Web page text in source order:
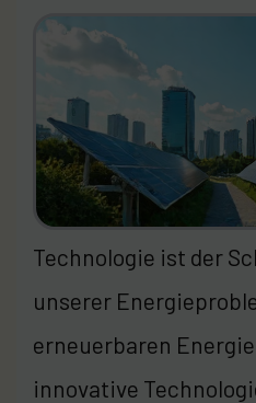
Technologie ist der
unserer
erneuerbaren
innovative